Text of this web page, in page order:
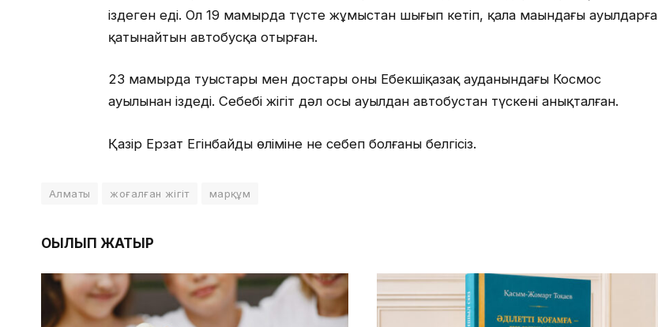
іздеген еді. Ол 19 мамырда түсте жұмыстан шығып кетіп, қала маңындағы ауылдарға
қатынайтын автобусқа отырған.
23 мамырда туыстары мен достары оны Еңбекшіқазақ ауданындағы Космос
ауылынан іздеді. Себебі жігіт дәл осы ауылдан автобустан түскені анықталған.
Қазір Ерзат Егінбайдың өліміне не себеп болғаны белгісіз.
Алматы жоғалған жігіт марқұм
ОҚЫЛЫП ЖАТЫР